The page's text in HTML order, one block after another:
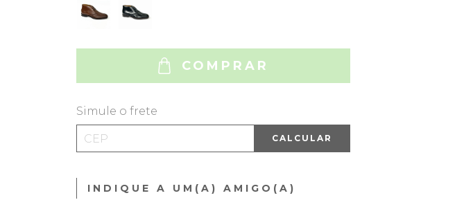
COMPRAR
Simule o frete
CALCULAR
INDIQUE A UM(A) AMIGO(A)